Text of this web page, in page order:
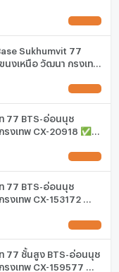
)
กิโลเมตร (ขับรถ 9
ตอบทันที ทีมงานมือ
นงเหนือ วัฒนา กรุงเทพ
ตอบ
รุงเทพ CX-20918 ✅
ตอบทันที ทีมงานมือ
งเทพ CX-153172 ✅
ตอบทันที ทีมงานมือ
งเทพ CX-159577 ✅